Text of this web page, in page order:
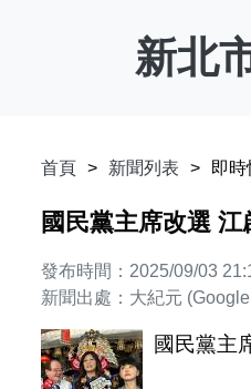
新北
首頁 新聞列表 即
國民黨主席改選
發布時間：2025/09/03
新聞出處：大紀元
國民黨主